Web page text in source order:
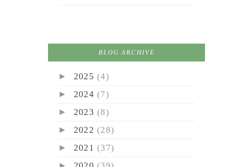
BLOG ARCHIVE
► 2025 (4)
► 2024 (7)
► 2023 (8)
► 2022 (28)
► 2021 (37)